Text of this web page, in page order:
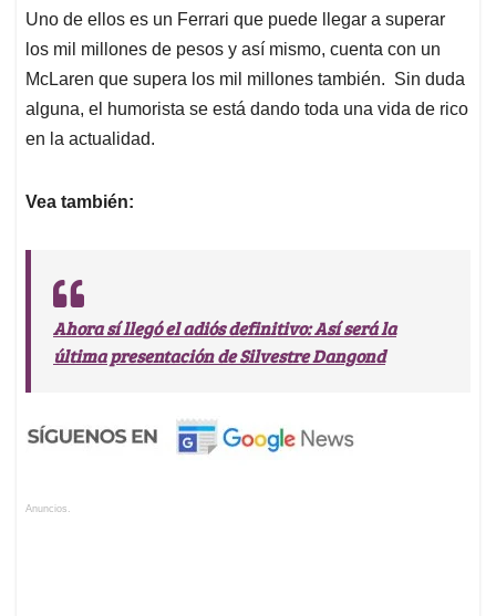
Uno de ellos es un Ferrari que puede llegar a superar
los mil millones de pesos y así mismo, cuenta con un
McLaren que supera los mil millones también. Sin duda
alguna, el humorista se está dando toda una vida de rico
en la actualidad.
Vea también:
Ahora sí llegó el adiós definitivo: Así será la
última presentación de Silvestre Dangond
Anuncios.